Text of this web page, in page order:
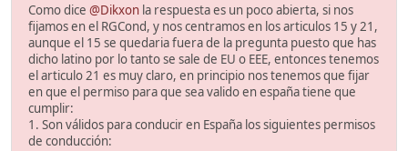
Como dice @Dikxon la respuesta es un poco abierta, si nos
fijamos en el RGCond, y nos centramos en los articulos 15 y 21,
aunque el 15 se quedaria fuera de la pregunta puesto que has
dicho latino por lo tanto se sale de EU o EEE, entonces tenemos
el articulo 21 es muy claro, en principio nos tenemos que fijar
en que el permiso para que sea valido en españa tiene que
cumplir:
1. Son válidos para conducir en España los siguientes permisos
de conducción: